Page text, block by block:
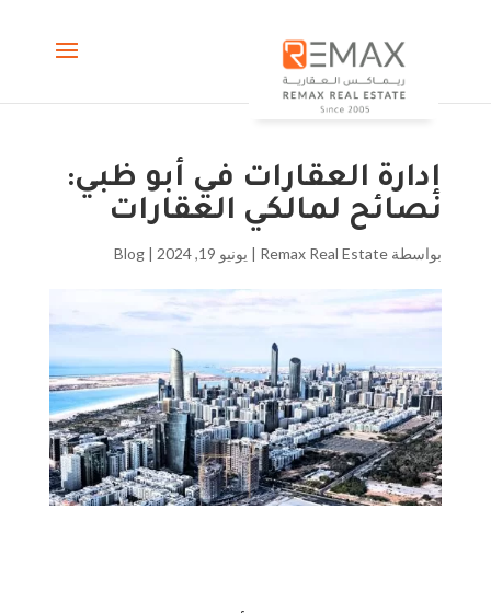
إدارة العقارات في أبو ظبي:
نصائح لمالكي العقارات
بواسطة Remax Real Estate
| يونيو 19, 2024 |
Blog